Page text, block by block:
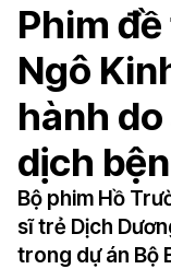
Phim
Ngô
hành
dịch
Bộ phim Hồ
sĩ trẻ Dịch
trong dự án Bộ